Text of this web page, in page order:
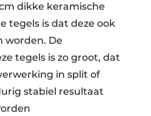
dikke keramische
tegels is dat deze ook
worden. De
tegels is zo groot, dat
in split of
stabiel resultaat